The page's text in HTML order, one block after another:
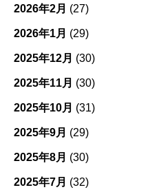
2026年2月 (27)
2026年1月 (29)
2025年12月 (30)
2025年11月 (30)
2025年10月 (31)
2025年9月 (29)
2025年8月 (30)
2025年7月 (32)